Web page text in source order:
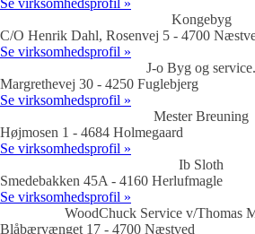
Se virksomhedsprofil »
Kongebyg
C/O Henrik Dahl, Rosenvej 5 - 4700
Se virksomhedsprofil »
J-o Byg og service.
Margrethevej 30 - 4250 Fuglebjerg
Se virksomhedsprofil »
Mester Breuning
Højmosen 1 - 4684 Holmegaard
Se virksomhedsprofil »
Ib Sloth
Smedebakken 45A - 4160 Herlufmagle
Se virksomhedsprofil »
WoodChuck Service v/Thomas
Blåbærvænget 17 - 4700 Næstved